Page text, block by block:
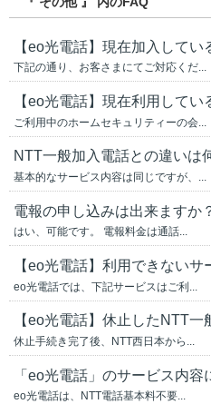
【eo光電話】現在加入してい
下記の通り、お客さまにてご対応くだ...
【eo光電話】現在利用してい
ご利用中のホームセキュリティーの会...
NTT一般加入電話との違いは
基本的なサービス内容は同じですが、...
電報の申し込みは出来ますか
はい、可能です。 電報料金は通話...
【eo光電話】利用できないサ
eo光電話では、下記サービスはご利...
【eo光電話】休止したNTT一
休止手続き完了後、NTT西日本から...
「eo光電話」のサービス内容
eo光電話は、NTT電話基本料不要...